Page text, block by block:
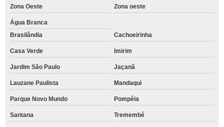
Zona Oeste Zona oeste
Água Branca
Brasilândia
Cachoeirinha
Casa Verde Imirim
Jardim São Paulo Jaçanã
Lauzane Paulista Mandaqui
Parque Novo Mundo Pompéia
Santana Tremembé